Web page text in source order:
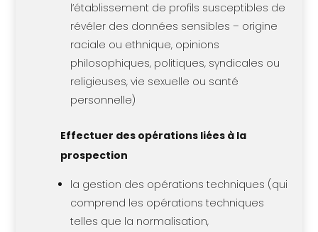
l’établissement de profils susceptibles de
révéler des données sensibles – origine
raciale ou ethnique, opinions
philosophiques, politiques, syndicales ou
religieuses, vie sexuelle ou santé
personnelle)
Effectuer des opérations liées à la
prospection
la gestion des opérations techniques (qui
comprend les opérations techniques
telles que la normalisation,